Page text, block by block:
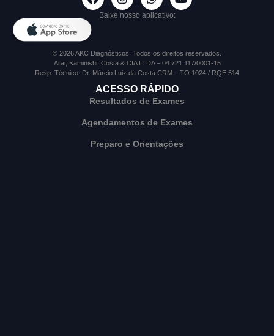
Baixe nosso aplicativo:
© 2026 AKC Diagnósticos. Todos os direitos reservados.
Arai, Kaminishi, Costa & CIA LTDA – 04.721.117/0001-15
Resp. Técnico: Dr. Márcio Luiz da Costa CRM – TO 1024 / RQE 514
ACESSO RÁPIDO
Resultados de Exames
Agendamentos de Exames
Preparo e Orientações